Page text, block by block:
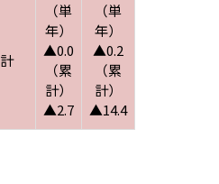
（単
年）
▲0.0
（累
計）
▲2.7
（単
年）
▲0.2
（累
計）
▲14.4